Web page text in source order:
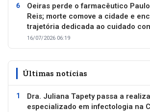
Oeiras perde o farmacêutico
Reis; morte comove a cidade e
trajetória dedicada ao cuidado
16/07/2026 06:19
Últimas notícias
Dra. Juliana Tapety passa a
especializado em infectologia na